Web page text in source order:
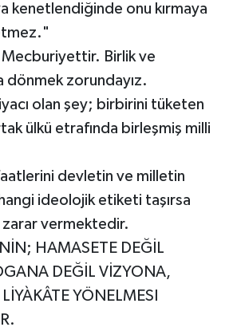
kenetlendiğinde onu kırmaya
Mecburiyettir. Birlik ve
dönmek zorundayız.
olan şey; birbirini tüketen
ülkü etrafında birleşmiş milli
devletin ve milletin
ideolojik etiketi taşırsa
zarar vermektedir.
HAMASETE DEĞİL
DEĞİL VİZYONA,
YÖNELMESI